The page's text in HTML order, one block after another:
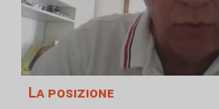
La posizione